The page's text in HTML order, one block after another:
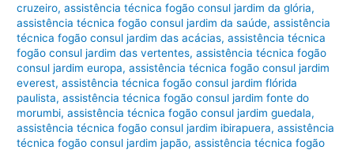
cruzeiro,assistência técnica fogão consul jardim da glória,
assistência técnica fogão consul jardim da saúde,assistência
técnica fogão consul jardim das acácias,assistência técnica
fogão consul jardim das vertentes,assistência técnica fogão
consul jardim europa,assistência técnica fogão consul jardim
everest,assistência técnica fogão consul jardim flórida
paulista,assistência técnica fogão consul jardim fonte do
morumbi,assistência técnica fogão consul jardim guedala,
assistência técnica fogão consul jardim ibirapuera,assistência
técnica fogão consul jardim japão,assistência técnica fogão